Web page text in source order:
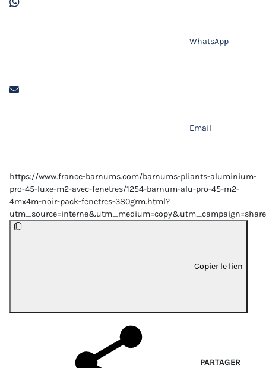
WhatsApp
Email
https://www.france-barnums.com/barnums-pliants-aluminium-
pro-45-luxe-m2-avec-fenetres/1254-barnum-alu-pro-45-m2-
4mx4m-noir-pack-fenetres-380grm.html?
Copier le lien
PARTAGER